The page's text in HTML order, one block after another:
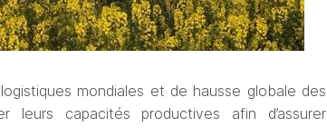
mondiales et de hausse globale des
leurs capacités productives afin d’assurer